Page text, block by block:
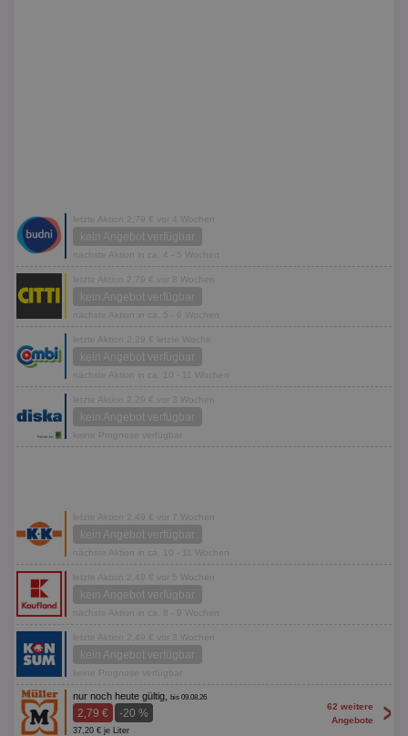
letzte Aktion 2,79 € vor 4 Wochen
kein Angebot verfügbar
nächste Aktion in ca. 4 - 5 Wochen
letzte Aktion 2,79 € vor 8 Wochen
kein Angebot verfügbar
nächste Aktion in ca. 5 - 6 Wochen
letzte Aktion 2,29 € letzte Woche
kein Angebot verfügbar
nächste Aktion in ca. 10 - 11 Wochen
letzte Aktion 2,29 € vor 3 Wochen
kein Angebot verfügbar
keine Prognose verfügbar
letzte Aktion 2,49 € vor 7 Wochen
kein Angebot verfügbar
nächste Aktion in ca. 10 - 11 Wochen
letzte Aktion 2,49 € vor 5 Wochen
kein Angebot verfügbar
nächste Aktion in ca. 8 - 9 Wochen
letzte Aktion 2,49 € vor 3 Wochen
kein Angebot verfügbar
keine Prognose verfügbar
nur noch heute gültig, bis 09.08.26
2,79 € -20 %
37,20 € je Liter
62 weitere
Angebote
>